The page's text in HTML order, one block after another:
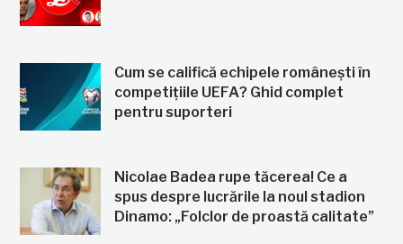
Cum se califică echipele românești în
competițiile UEFA? Ghid complet
pentru suporteri
Nicolae Badea rupe tăcerea! Ce a
spus despre lucrările la noul stadion
Dinamo: „Folclor de proastă calitate”